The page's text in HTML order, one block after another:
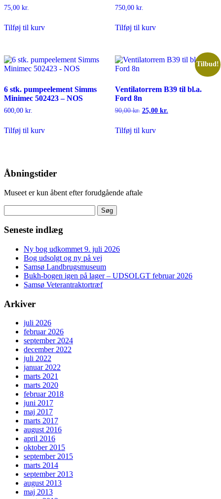
75,00 kr.
Tilføj til kurv
750,00 kr.
Tilføj til kurv
6 stk. pumpeelement Simms
Minimec 502423 – NOS
600,00 kr.
Tilføj til kurv
Tilbud!
Ventilatorrem B39 til bl.a.
Ford 8n
90,00kr. Den
pris
var:
25,00 kr.Den
Tilføj til kurv
Åbningstider
Museet er kun åbent efter forudgående aftale
efter:
Seneste indlæg
Ny bog udkommet 9. juli 2026
Bog udsolgt og ny på vej
Samsø Landbrugsmuseum
Bukh-bogen igen på lager – UDSOLGT februar 2026
Samsø Veterantraktortræf
Arkiver
juli 2026
februar 2026
september 2024
december 2022
juli 2022
januar 2022
marts 2021
marts 2020
februar 2018
juni 2017
maj 2017
marts 2017
august 2016
april 2016
oktober 2015
september 2015
marts 2014
september 2013
august 2013
maj 2013